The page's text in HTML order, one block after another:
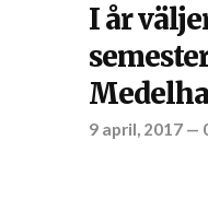
I år
9 april, 2017—